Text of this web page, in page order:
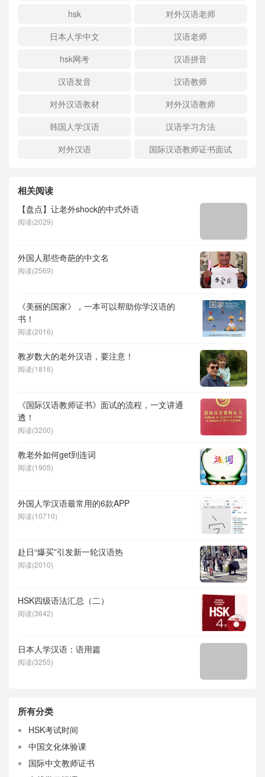
hsk
对外汉语老师
日本人学中文
汉语老师
hsk网考
汉语拼音
汉语发音
汉语教师
对外汉语教材
对外汉语教师
韩国人学汉语
汉语学习方法
对外汉语
国际汉语教师证书面试
相关阅读
【盘点】让老外shock的中式外语
阅读(2029)
外国人那些奇葩的中文名
阅读(2569)
《美丽的国家》，一本可以帮助你学汉语的
书！
阅读(2016)
教岁数大的老外汉语，要注意！
阅读(1816)
《国际汉语教师证书》面试的流程，一文讲通
透！
阅读(3200)
教老外如何get到连词
阅读(1905)
外国人学汉语最常用的6款APP
阅读(10710)
赴日“爆买”引发新一轮汉语热
阅读(2010)
HSK四级语法汇总（二）
阅读(3642)
日本人学汉语：语用篇
阅读(3255)
所有分类
HSK考试时间
中国文化体验课
国际中文教师证书